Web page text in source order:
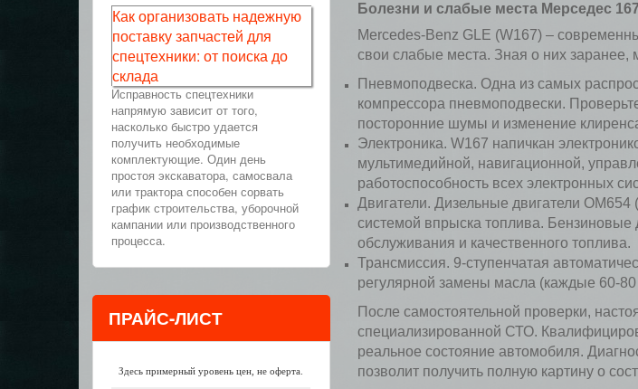
Болезни и слабые места Мерседес
Mercedes-Benz GLE (W167) –
свои слабые места. Зная о них
Пневмоподвеска. Одна из самых
компрессора пневмоподвески.
посторонние шумы и изменение
Электроника. W167 напичкан
мультимедийной, навигационной,
работоспособность всех электронных
Двигатели. Дизельные двигатели
системой впрыска топлива. Бензиновые
обслуживания и качественного топлива.
Трансмиссия. 9-ступенчатая
регулярной замены масла (каждые 60-80
После самостоятельной проверки,
специализированной СТО.
реальное состояние автомобиля.
позволит получить полную картину о
Как организовать надежную
поставку запчастей для
спецтехники: от поиска до
склада
Исправность спецтехники
напрямую зависит от того,
насколько быстро удается
получить необходимые
комплектующие. Один день
простоя экскаватора, самосвала
или трактора способен сорвать
график строительства, уборочной
кампании или производственного
процесса.
ПРАЙС-ЛИСТ
Здесь примерный уровень цен, не оферта.